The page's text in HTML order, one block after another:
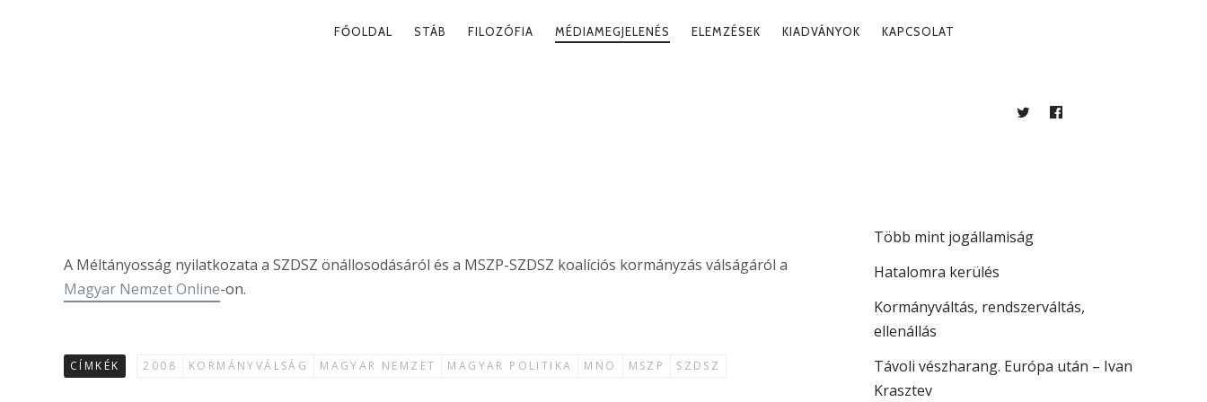
PRIMARY
FŐOLDAL STÁB FILOZÓFIA MÉDIAMEGJELENÉS ELEMZÉSEK KIADVÁNYOK KAPCSOLAT
TWITTERFACEBOOK
A Méltányosság nyilatkozata a SZDSZ önállosodásáról és a MSZP-SZDSZ koalíciós kormányzás válságáról a
Magyar Nemzet Online-on.
CÍMKÉK 2008 KORMÁNYVÁLSÁG MAGYAR NEMZET MAGYAR POLITIKA MNO MSZP SZDSZ
Több mint jogállamiság
Hatalomra kerülés
Kormányváltás, rendszerváltás,
ellenállás
Távoli vészharang. Európa után – Ivan
Krasztev